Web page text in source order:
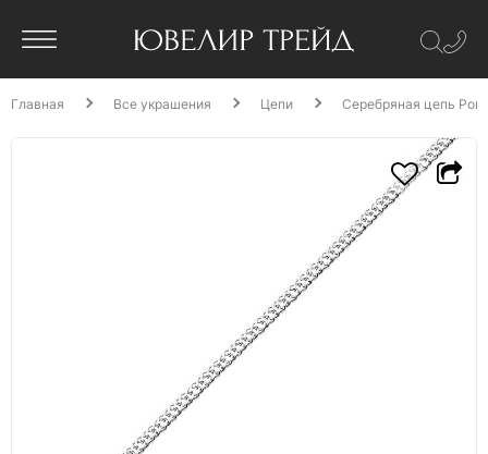
Главная Все украшения Цепи Серебряная цепь